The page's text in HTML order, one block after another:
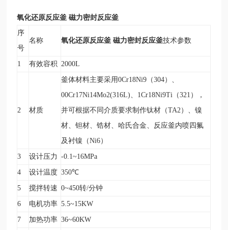
氧化还原反应釜 磁力密封反应釜
序
号
名称 氧化还原反应釜 磁力密封反应釜技术参数
1 有效容积 2000L
2 材质
釜体材料主要采用0Cr18Ni9（304）、
00Cr17Ni14Mo2(316L)、1Cr18Ni9Ti（321），
并可根据不同介质要求制作钛材（TA2）、镍
材、钽材、锆材、哈氏合金、反应釜内喷四氟
及衬镍（Ni6）
3 设计压力 -0.1~16MPa
4 设计温度 350℃
5 搅拌转速 0~450转/分钟
6 电机功率 5.5~15KW
7 加热功率 36~60KW